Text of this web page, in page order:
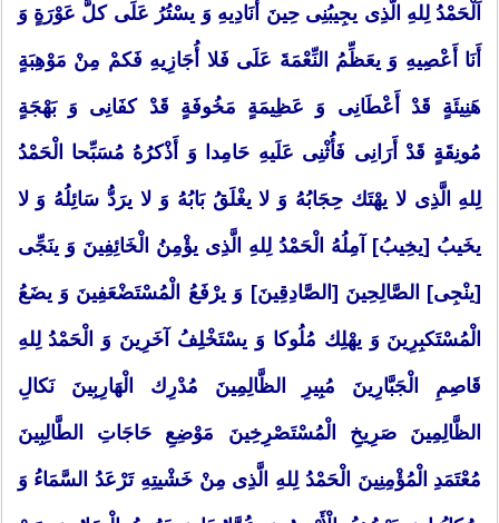
اَلْحَمْدُ لِلهِ الَّذِی یجِیبُنِی حِینَ أُنَادِیهِ وَ یسْتُرُ عَلَی كلَّ عَوْرَةٍ وَ
أَنَا أَعْصِیهِ وَ یعَظِّمُ النِّعْمَةَ عَلَی فَلا أُجَازِیهِ فَكمْ مِنْ مَوْهِبَةٍ
هَنِیئَةٍ قَدْ أَعْطَانِی وَ عَظِیمَةٍ مَخُوفَةٍ قَدْ كفَانِی وَ بَهْجَةٍ
مُونِقَةٍ قَدْ أَرَانِی فَأُثْنِی عَلَیهِ حَامِدا وَ أَذْكرُهُ مُسَبِّحا الْحَمْدُ
لِلهِ الَّذِی لا یهْتَك حِجَابُهُ وَ لا یغْلَقُ بَابُهُ وَ لا یرَدُّ سَائِلُهُ وَ لا
یخَیبُ [یخِیبُ] آمِلُهُ الْحَمْدُ لِلهِ الَّذِی یؤْمِنُ الْخَائِفِینَ وَ ینَجِّی
[ینْجِی] الصَّالِحِینَ [الصَّادِقِینَ] وَ یرْفَعُ الْمُسْتَضْعَفِینَ وَ یضَعُ
الْمُسْتَكبِرِینَ وَ یهْلِك مُلُوكا وَ یسْتَخْلِفُ آخَرِینَ وَ الْحَمْدُ لِلهِ
قَاصِمِ الْجَبَّارِینَ مُبِیرِ الظَّالِمِینَ مُدْرِك الْهَارِبِینَ نَكالِ
الظَّالِمِینَ صَرِیخِ الْمُسْتَصْرِخِینَ مَوْضِعِ حَاجَاتِ الطَّالِبِینَ
مُعْتَمَدِ الْمُؤْمِنِینَ الْحَمْدُ لِلهِ الَّذِی مِنْ خَشْیتِهِ تَرْعَدُ السَّمَاءُ وَ